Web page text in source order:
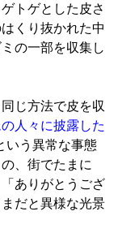
トゲとした皮さ
くり抜かれた中
の一部を収集し
じ方法で皮を収
人々に披露した
いう異常な事態
、街でたまに
ありがとうござ
だと異様な光景